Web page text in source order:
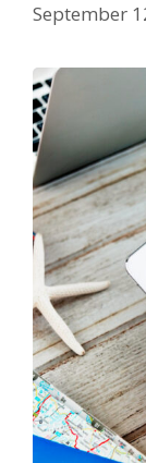
September